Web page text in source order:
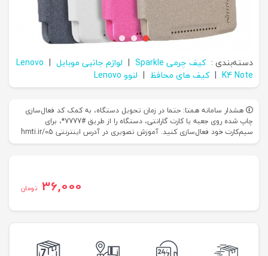
دسته‌بندی : کیف چرمی Sparkle | لوازم جانبی موبایل |
Lenovo
K4 Note
| کیف های محافظ | لنوو Lenovo
هشدار سامانه همتا: حتما در زمان تحویل دستگاه، به کمک کد فعال‌سازی
چاپ شده روی جعبه یا کارت گارانتی، دستگاه را از طریق #7777*، برای
سیم‌کارت خود فعال‌سازی کنید. آموزش تصویری در آدرس اینترنتی hmti.ir/05
36,000 تومان